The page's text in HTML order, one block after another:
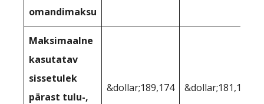
omandimaksu
Maksimaalne
kasutatav
sissetulek
pärast tulu-,
&dollar;189,174 &dollar;181,105